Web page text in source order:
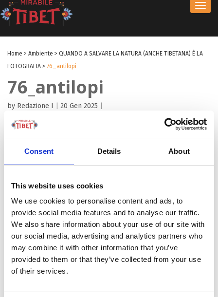
Consent Details About
This website uses cookies
We use cookies to personalise content and ads, to
provide social media features and to analyse our traffic.
We also share information about your use of our site with
our social media, advertising and analytics partners who
may combine it with other information that you’ve
provided to them or that they’ve collected from your use
of their services.
Home > Ambiente > QUANDO A SALVARE LA NATURA (ANCHE TIBETANA) È LA
FOTOGRAFIA > 76_antilopi
76_antilopi
by Redazione I 20 Gen 2025